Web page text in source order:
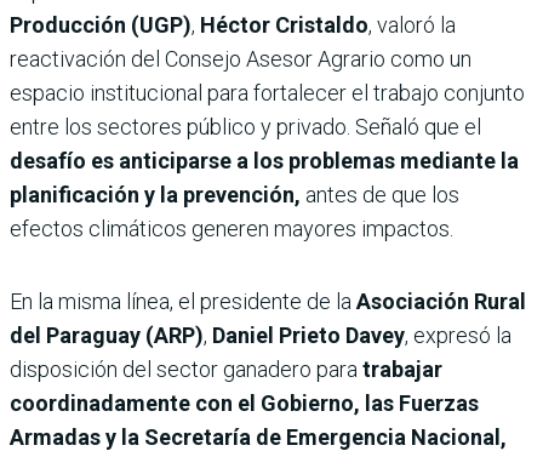
Producción (UGP), Héctor Cristaldo, valoró la
reactivación del Consejo Asesor Agrario como un
espacio institucional para fortalecer el trabajo conjunto
entre los sectores público y privado. Señaló que el
desafío es anticiparse a los problemas mediante la
planificación y la prevención, antes de que los
efectos climáticos generen mayores impactos.
En la misma línea, el presidente de la Asociación Rural
del Paraguay (ARP), Daniel Prieto Davey, expresó la
disposición del sector ganadero para trabajar
coordinadamente con el Gobierno, las Fuerzas
Armadas y la Secretaría de Emergencia Nacional,